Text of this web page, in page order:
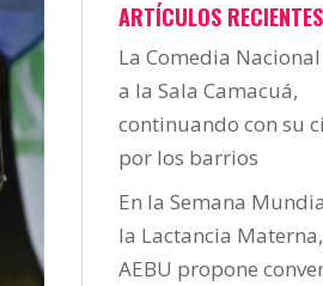
ARTÍCULOS RECIENTES
La Comedia
a la Sala Camacuá,
continuando con su
por los barrios
En la Semana
la Lactancia Materna,
AEBU propone